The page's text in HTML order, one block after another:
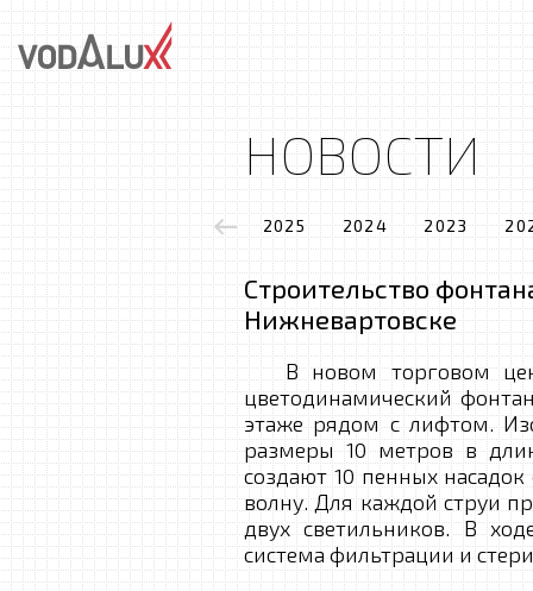
НОВОСТИ
2025 2024 2023
Строительство
Нижневартовске
В новом торговом
цветодинамический
этаже рядом с лифтом.
размеры 10 метров в
создают 10 пенных
волну. Для каждой струи
двух светильников. В
система фильтрации и